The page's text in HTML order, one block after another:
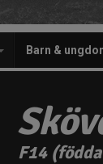
Barn &
F14